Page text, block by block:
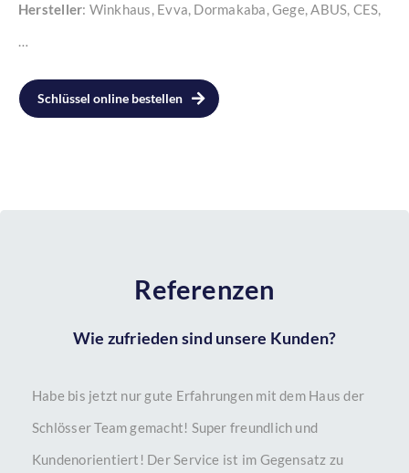
Hersteller: Winkhaus, Evva, Dormakaba, Gege, ABUS, CES,
…
Schlüssel online bestellen
Referenzen
Wie zufrieden sind unsere Kunden?
Habe bis jetzt nur gute Erfahrungen mit dem Haus der
Schlösser Team gemacht! Super freundlich und
Kundenorientiert! Der Service ist im Gegensatz zu